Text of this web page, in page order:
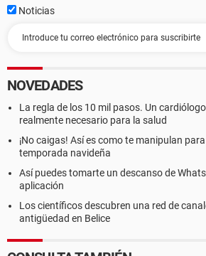
Noticias
NOVEDADES
La regla de los 10 mil pasos. Un
realmente necesario para la salud
¡No caigas! Así es como te manipulan
temporada navideña
Así puedes tomarte un descanso de
aplicación
Los científicos descubren una red de
antigüedad en Belice